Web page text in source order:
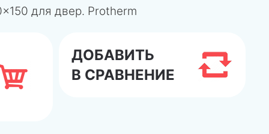
ДОБАВИТЬ
В СРАВНЕНИЕ